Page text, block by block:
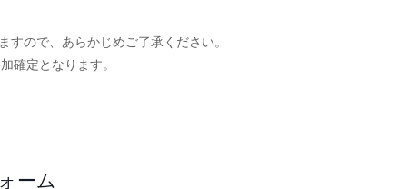
ので、あらかじめご了承ください。
確定となります。
ーム